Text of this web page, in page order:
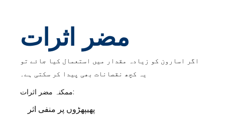
مضر اثرات
اگر اسارون کو زیادہ مقدار میں استعمال کیا جائے تو
یہ کچھ نقصانات بھی پیدا کر سکتی ہے۔
ممکنہ مضر اثرات:
پھیپھڑوں پر منفی اثر